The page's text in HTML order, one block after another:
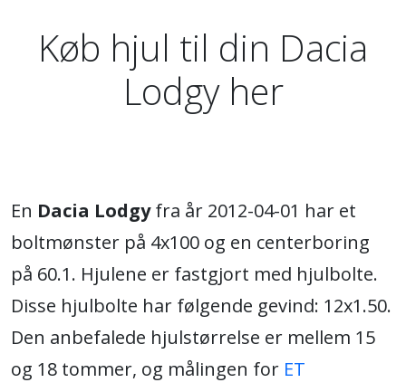
Køb hjul til din Dacia
Lodgy her
En Dacia Lodgyfra år 2012-04-01 har et
boltmønster på 4x100 og en centerboring
på 60.1. Hjulene er fastgjort med hjulbolte.
Disse hjulbolte har følgende gevind: 12x1.50.
Den anbefalede hjulstørrelse er mellem 15
og 18 tommer, og målingen for ET